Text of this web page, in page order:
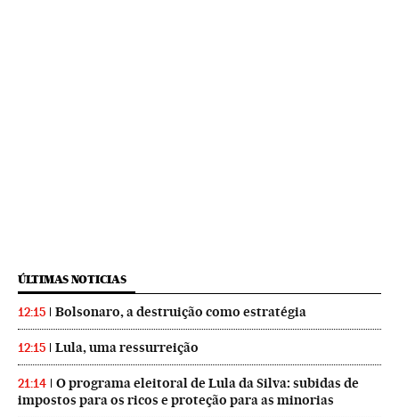
ÚLTIMAS NOTICIAS
12:15 Bolsonaro, a destruição como estratégia
12:15 Lula, uma ressurreição
21:14
O programa eleitoral de Lula da Silva: subidas de
impostos para os ricos e proteção para as minorias